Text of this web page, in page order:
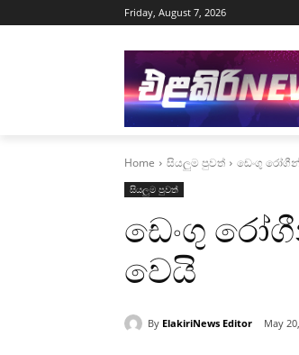
Friday, August 7, 2026
Home සියලුම පුවත් ඩෙංගු
සියලුම පුවත්
ඩෙංගු
වෙයි
By ElakiriNews Editor May